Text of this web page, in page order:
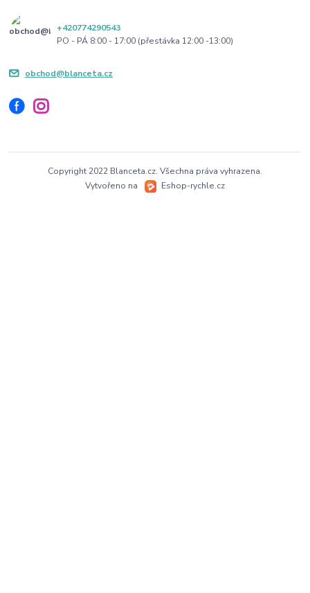
+420774290543
PO - PÁ 8:00 - 17:00 (přestávka 12:00 -13:00)
obchod@blanceta.cz
Copyright 2022 Blanceta.cz. Všechna práva vyhrazena.
Vytvořeno na
Eshop-rychle.cz